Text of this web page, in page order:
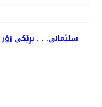
سلێمانی. . . بڕێكی زۆر